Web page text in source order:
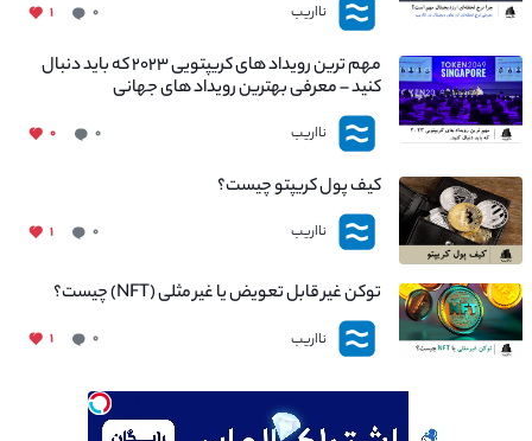
نااریب ۰ ۱
مهم ترین رویداد های کریپتویی ۲۰۲۳ که باید دنبال
کنید – معرفی بهترین رویداد های جهانی
نااریب ۰ ۰
کیف پول کریپتو چیست؟
نااریب ۰ ۱
توکن غیر قابل تعویض یا غیر مثلی (NFT) چیست؟
نااریب ۰ ۱